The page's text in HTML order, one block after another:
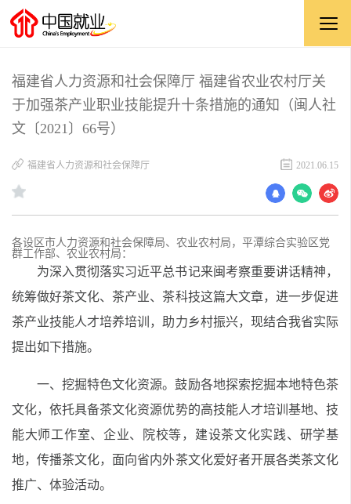
福建省人力资源和社会保障厅 福建省农业农村厅关
于加强茶产业职业技能提升十条措施的通知（闽人社
文〔2021〕66号）
福建省人力资源和社会保障厅 2021.06.15
各设区市人力资源和社会保障局、农业农村局，平潭综合实验区党
群工作部、农业农村局：
为深入贯彻落实习近平总书记来闽考察重要讲话精神，
统筹做好茶文化、茶产业、茶科技这篇大文章，进一步促进
茶产业技能人才培养培训，助力乡村振兴，现结合我省实际
提出如下措施。
一、挖掘特色文化资源。鼓励各地探索挖掘本地特色茶
文化，依托具备茶文化资源优势的高技能人才培训基地、技
能大师工作室、企业、院校等，建设茶文化实践、研学基
地，传播茶文化，面向省内外茶文化爱好者开展各类茶文化
推广、体验活动。